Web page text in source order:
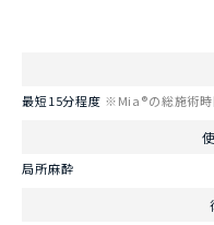
最短15分程度 ※Mia®の総施術
局所麻酔